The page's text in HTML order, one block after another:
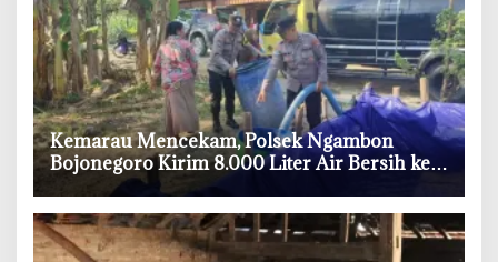
‎Kemarau Mencekam, Polsek Ngambon
Bojonegoro Kirim 8.000 Liter Air Bersih ke
Warga Bondol